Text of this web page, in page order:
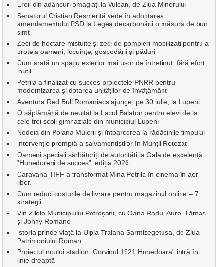
Eroii din adâncuri omagiați la Vulcan, de Ziua Minerului
Senatorul Cristian Resmeriță vede în adoptarea
amendamentului PSD la Legea decarbonării o măsură de bun
simț
Zeci de hectare mistuite și zeci de pompieri mobilizați pentru a
proteja oameni, locuințe, gospodării și păduri
Cum arată un spațiu exterior mai ușor de întreținut, fără efort
inutil
Petrila a finalizat cu succes proiectele PNRR pentru
modernizarea și dotarea unităților de învățământ
Aventura Red Bull Romaniacs ajunge, pe 30 iulie, la Lupeni
O săptămână de neuitat la Lacul Balaton pentru elevi de la
cele trei școli gimnaziale din municipiul Lupeni
Nedeia din Poiana Muierii și întoarcerea la rădăcinile timpului
Intervenție promptă a salvamontiștilor în Munții Retezat
Oameni speciali sărbătoriți de autorități la Gala de excelenţă
”Hunedoreni de succes”, ediția 2026
Caravana TIFF a transformat Mina Petrila în cinema în aer
liber.
Cum reduci costurile de livrare pentru magazinul online – 7
strategii
Vin Zilele Municipiului Petroșani, cu Oana Radu, Aurel Tămaș
și Johny Romano
Istoria prinde viață la Ulpia Traiana Sarmizegetusa, de Ziua
Patrimoniului Roman
Proiectul noului stadion „Corvinul 1921 Hunedoara” intră în
linie dreaptă